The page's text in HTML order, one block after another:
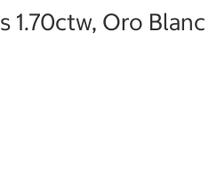
1.70ctw, Oro Blanc